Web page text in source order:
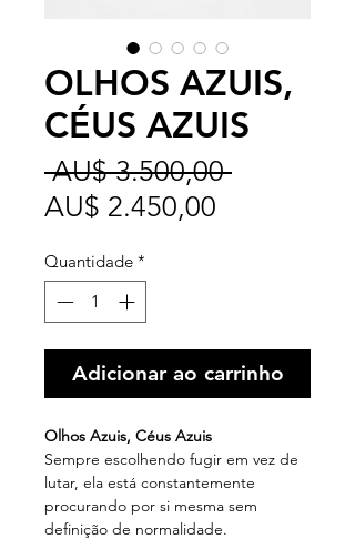
OLHOS AZUIS,
CÉUS AZUIS
AU$ 3.500,00 Preço
AU$ 2.450,00
Quantidade *
Adicionar ao carrinho
Olhos Azuis, Céus Azuis
Sempre escolhendo fugir em vez de
lutar, ela está constantemente
procurando por si mesma sem
definição de normalidade.